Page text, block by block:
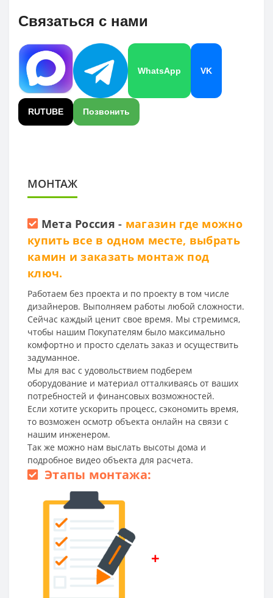
Связаться с нами
WhatsApp VK
RUTUBE Позвонить
МОНТАЖ
Мета Россия - магазин где можно
купить все в одном месте, выбрать
камин и заказать монтаж под
ключ.
Работаем без проекта и по проекту в том числе
дизайнеров. Выполняем работы любой сложности.
Сейчас каждый ценит свое время. Мы стремимся,
чтобы нашим Покупателям было максимально
комфортно и просто сделать заказ и осуществить
задуманное.
Мы для вас с удовольствием подберем
оборудование и материал отталкиваясь от ваших
потребностей и финансовых возможностей.
Если хотите ускорить процесс, сэкономить время,
то возможен осмотр объекта онлайн на связи с
нашим инженером.
Так же можно нам выслать высоты дома и
подробное видео объекта для расчета.
Этапы монтажа:
+